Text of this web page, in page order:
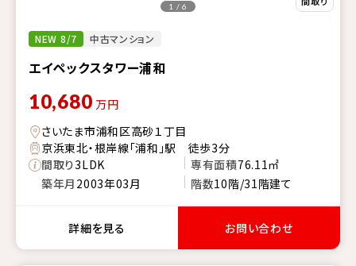
NEW 8/7 中古マンション
エイペックスタワー浦和
1 / 6
10,680 万円
さいたま市浦和区高砂１丁目
京浜東北・根岸線「浦和」駅 徒歩3分
間取り3LDK 専有面積76.11㎡
築年月 2003年03月 階数10階/31階建て
詳細を見る お問い合わせ